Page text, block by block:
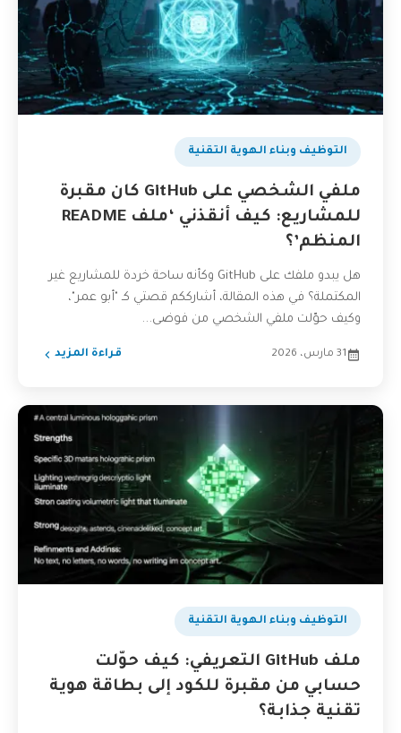
التوظيف وبناء الهوية التقنية
ملفي الشخصي على GitHub كان مقبرة
للمشاريع: كيف أنقذني ‘ملف README
المنظم’؟
هل يبدو ملفك على GitHub وكأنه ساحة خردة للمشاريع غير
المكتملة؟ في هذه المقالة، أشارككم قصتي كـ "أبو عمر"،
وكيف حوّلت ملفي الشخصي من فوضى...
31 مارس، 2026 قراءة المزيد
التوظيف وبناء الهوية التقنية
ملف GitHub التعريفي: كيف حوّلت
حسابي من مقبرة للكود إلى بطاقة هوية
تقنية جذابة؟